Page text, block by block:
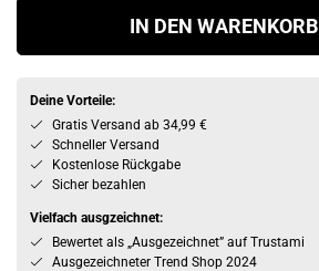
IN DEN WARENKORB
Deine Vorteile:
Gratis Versand ab 34,99 €
Schneller Versand
Kostenlose Rückgabe
Sicher bezahlen
Vielfach ausgzeichnet:
Bewertet als „Ausgezeichnet” auf Trustami
Ausgezeichneter Trend Shop 2024